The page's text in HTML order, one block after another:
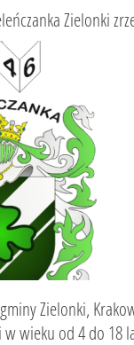
Zielonki
Zielonki,
wieku od 4 do 18